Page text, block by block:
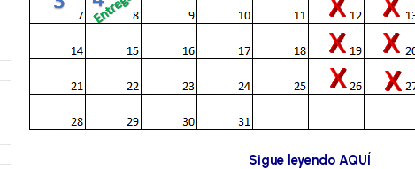
Sigue leyendo AQUÍ